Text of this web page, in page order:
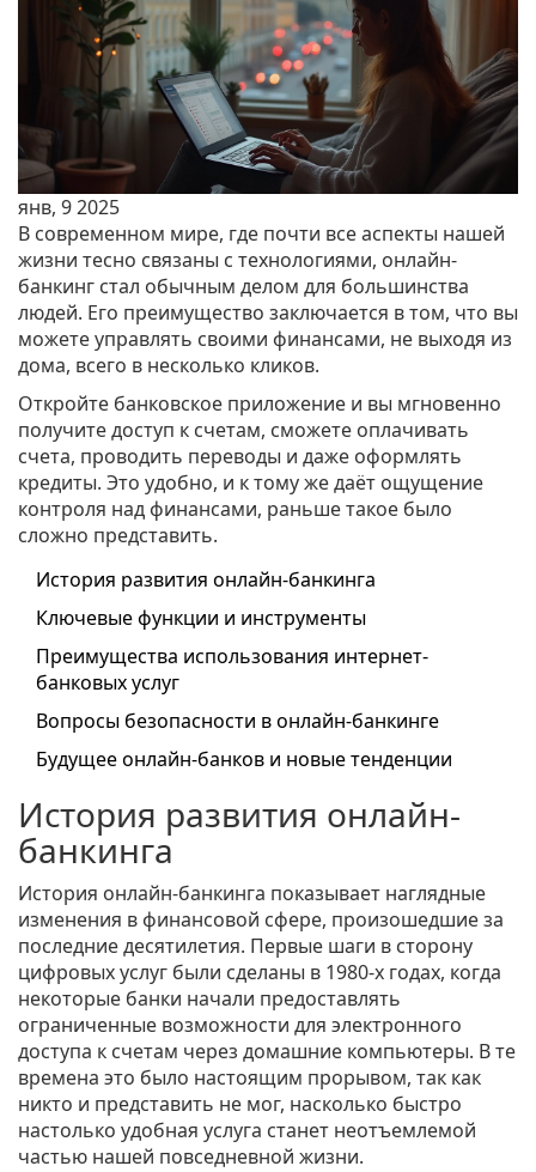
янв, 9 2025
В современном мире, где почти все аспекты нашей
жизни тесно связаны с технологиями, онлайн-
банкинг стал обычным делом для большинства
людей. Его преимущество заключается в том, что вы
можете управлять своими финансами, не выходя из
дома, всего в несколько кликов.
Откройте банковское приложение и вы мгновенно
получите доступ к счетам, сможете оплачивать
счета, проводить переводы и даже оформлять
кредиты. Это удобно, и к тому же даёт ощущение
контроля над финансами, раньше такое было
сложно представить.
История развития онлайн-банкинга
Ключевые функции и инструменты
Преимущества использования интернет-
банковых услуг
Вопросы безопасности в онлайн-банкинге
Будущее онлайн-банков и новые тенденции
История развития онлайн-
банкинга
История онлайн-банкинга показывает наглядные
изменения в финансовой сфере, произошедшие за
последние десятилетия. Первые шаги в сторону
цифровых услуг были сделаны в 1980-х годах, когда
некоторые банки начали предоставлять
ограниченные возможности для электронного
доступа к счетам через домашние компьютеры. В те
времена это было настоящим прорывом, так как
никто и представить не мог, насколько быстро
настолько удобная услуга станет неотъемлемой
частью нашей повседневной жизни.